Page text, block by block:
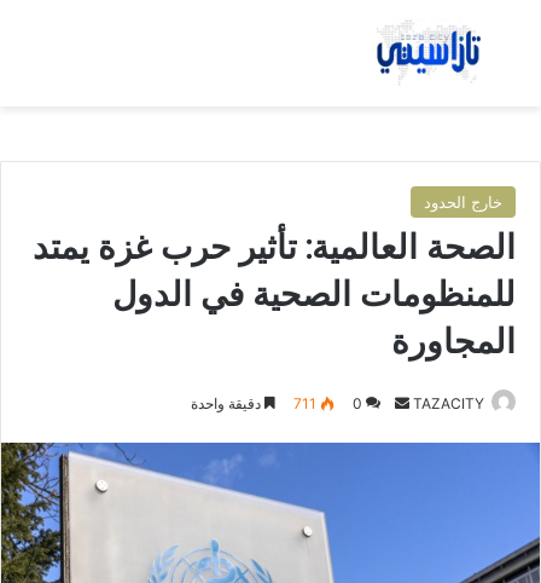
بحث عن
خارج الحدود
الصحة العالمية: تأثير حرب غزة يمتد
للمنظومات الصحية في الدول
المجاورة
TAZACITY
0
711 دقيقة واحدة